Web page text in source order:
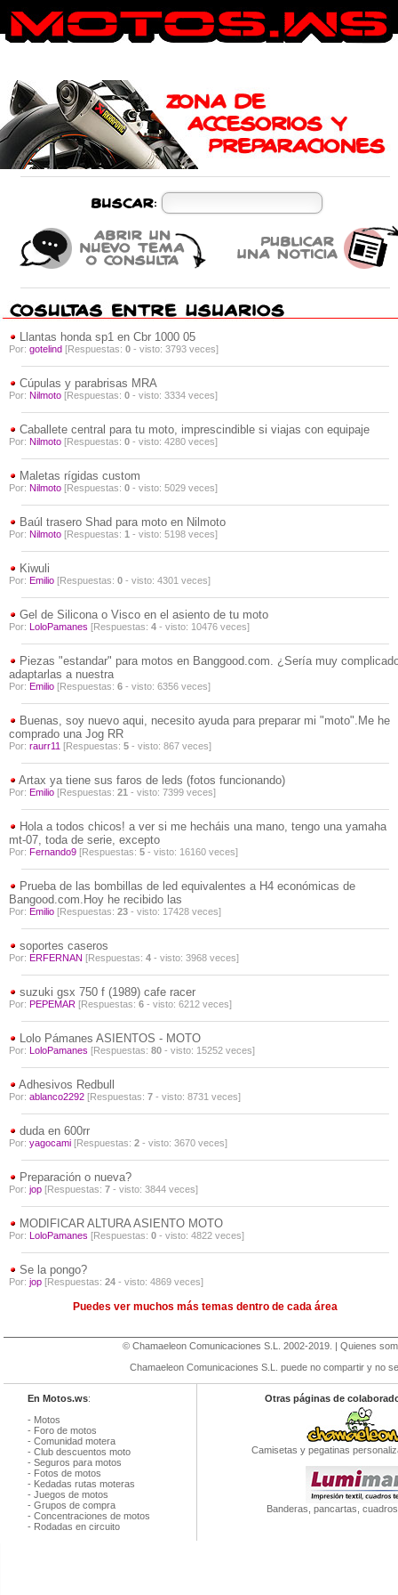
Llantas honda sp1 en Cbr 1000 05
Por:gotelind [Respuestas:0 - visto: 3793 veces]
Cúpulas y parabrisas MRA
Por:Nilmoto [Respuestas:0 - visto: 3334 veces]
Caballete central para tu moto, imprescindible si viajas con equipaje
Por:Nilmoto [Respuestas:0 - visto: 4280 veces]
Maletas rígidas custom
Por:Nilmoto [Respuestas:0 - visto: 5029 veces]
Baúl trasero Shad para moto en Nilmoto
Por:Nilmoto [Respuestas:1 - visto: 5198 veces]
Kiwuli
Por:Emilio [Respuestas:0 - visto: 4301 veces]
Gel de Silicona o Visco en el asiento de tu moto
Por:LoloPamanes [Respuestas:4 - visto: 10476 veces]
Piezas "estandar" para motos en Banggood.com. ¿Sería muy
adaptarlas a nuestra
Por:Emilio [Respuestas:6 - visto: 6356 veces]
Buenas, soy nuevo aqui, necesito ayuda para preparar mi "moto".Me he
comprado una Jog RR
Por:raurr11 [Respuestas:5 - visto: 867 veces]
Artax ya tiene sus faros de leds (fotos funcionando)
Por:Emilio [Respuestas:21 - visto: 7399 veces]
Hola a todos chicos! a ver si me hecháis una mano, tengo una yamaha
mt-07, toda de serie, excepto
Por:Fernando9 [Respuestas:5 - visto: 16160 veces]
Prueba de las bombillas de led equivalentes a H4 económicas de
Bangood.com.Hoy he recibido las
Por:Emilio [Respuestas:23 - visto: 17428 veces]
soportes caseros
Por:ERFERNAN [Respuestas:4 - visto: 3968 veces]
suzuki gsx 750 f (1989) cafe racer
Por:PEPEMAR [Respuestas:6 - visto: 6212 veces]
Lolo Pámanes ASIENTOS - MOTO
Por:LoloPamanes [Respuestas:80 - visto: 15252 veces]
Adhesivos Redbull
Por:ablanco2292 [Respuestas:7 - visto: 8731 veces]
duda en 600rr
Por:yagocami [Respuestas:2 - visto: 3670 veces]
Preparación o nueva?
Por:jop [Respuestas:7 - visto: 3844 veces]
MODIFICAR ALTURA ASIENTO MOTO
Por:LoloPamanes [Respuestas:0 - visto: 4822 veces]
Se la pongo?
Por:jop [Respuestas:24 - visto: 4869 veces]
Puedes ver muchos más temas dentro de cada área
©Chamaeleon Comunicaciones S.L . 2002-2019. |Quienes
Chamaeleon Comunicaciones S.L. puede no compartir y no
En Motos.ws:
- Motos
- Foro de motos
-Comunidad motera
-Club descuentos moto
-Seguros para motos
- Fotos de motos
- Kedadas rutas moteras
-Juegos de motos
-Grupos de compra
-Concentraciones de motos
- Rodadas en circuito
Otras páginas de
Camisetas y pegatinas
Banderas, pancartas,